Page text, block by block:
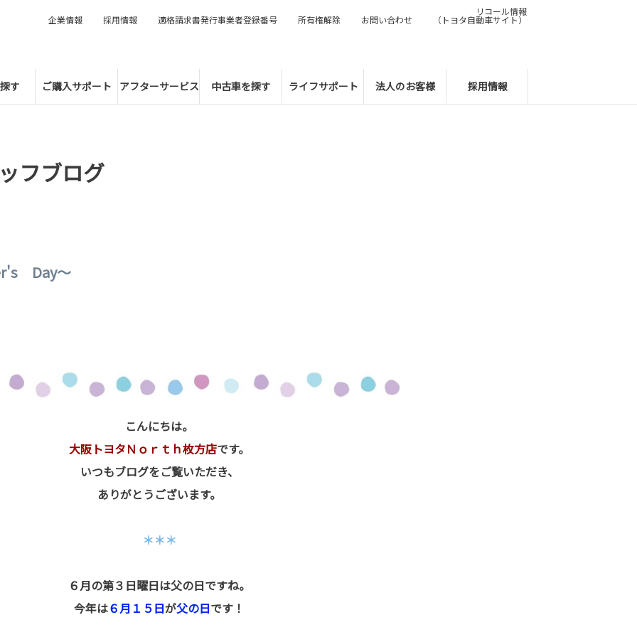
す ご購入サポート アフターサービス 中古車を探す ライフサポート 法人のお客様 採用情報
企業情報 採用情報 適格請求書発行事業者登録番号 所有権解除 お問い合わせ
リコール情報
（トヨタ自動車サイト）
フブログ
Day～
こんにちは。
大阪トヨタＮｏｒｔｈ枚方店です。
いつもブログをご覧いただき、
ありがとうございます。
＊＊＊
６月の第３日曜日は父の日ですね。
今年は６月１５日が父の日です！